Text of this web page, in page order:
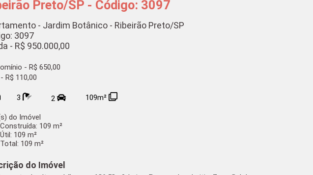
Preto/SP - Código: 3097
- Jardim Botânico - Ribeirão Preto/SP
3097
- R$ 950.000,00
- R$ 650,00
R$ 110,00
3 2 109m²
do Imóvel
109 m²
109 m²
109 m²
do Imóvel